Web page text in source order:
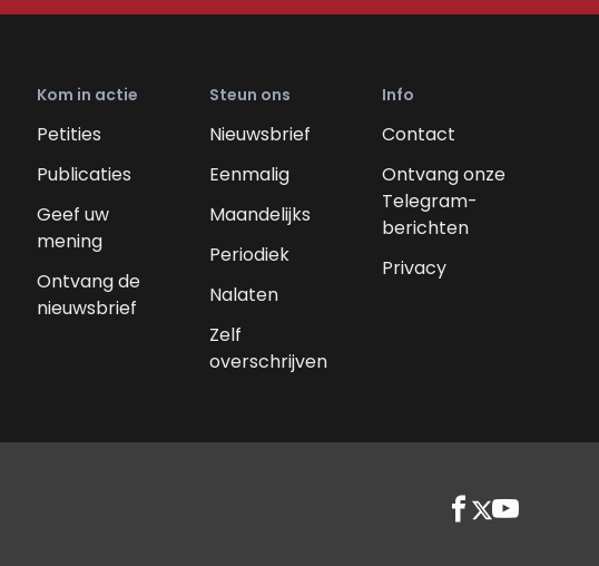
Kom in actie
Petities
Publicaties
Geef uw
mening
Ontvang de
nieuwsbrief
Steun ons
Nieuwsbrief
Eenmalig
Maandelijks
Periodiek
Nalaten
Zelf
overschrijven
Info
Contact
Ontvang onze
Telegram-
berichten
Privacy